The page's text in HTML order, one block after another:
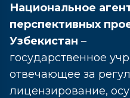
Национальное
перспективных
Узбекистан –
государственное
отвечающее за
лицензирование,